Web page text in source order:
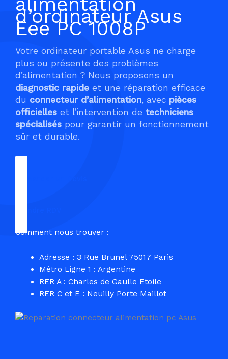
d’ordinateur Asus
Eee PC 1008P
Votre ordinateur portable Asus ne charge
plus ou présente des problèmes
d’alimentation ? Nous proposons un
diagnostic rapide et une réparation efficace
du connecteur d’alimentation, avec pièces
officielles et l’intervention de techniciens
spécialisés pour garantir un fonctionnement
sûr et durable.
Comment nous trouver :
Adresse : 3 Rue Brunel 75017 Paris
Métro Ligne 1 : Argentine
RER A : Charles de Gaulle Etoile
RER C et E : Neuilly Porte Maillot